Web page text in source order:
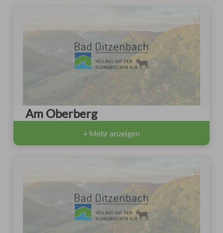
Am Oberberg
+ Mehr anzeigen